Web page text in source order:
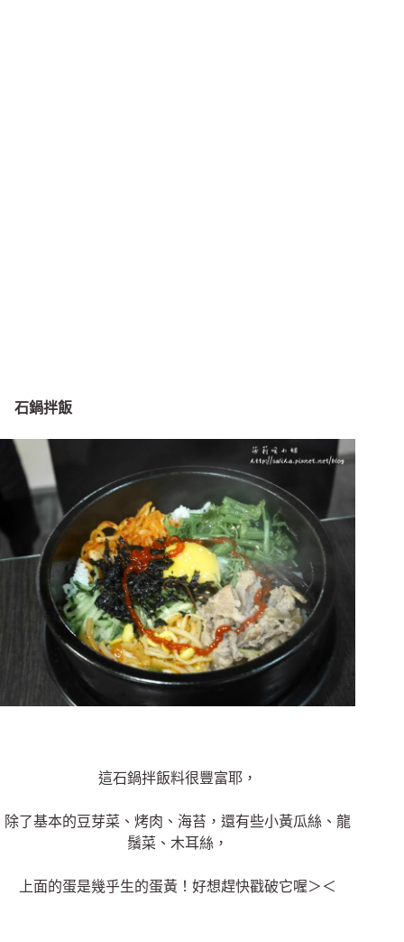
石鍋拌飯
這石鍋拌飯料很豐富耶，
除了基本的豆芽菜、烤肉 、海苔 ，還有些小黃瓜絲、龍
鬚菜 、木耳絲 ，
上面的蛋是幾乎生的蛋黃！好想趕快戳破它喔＞＜